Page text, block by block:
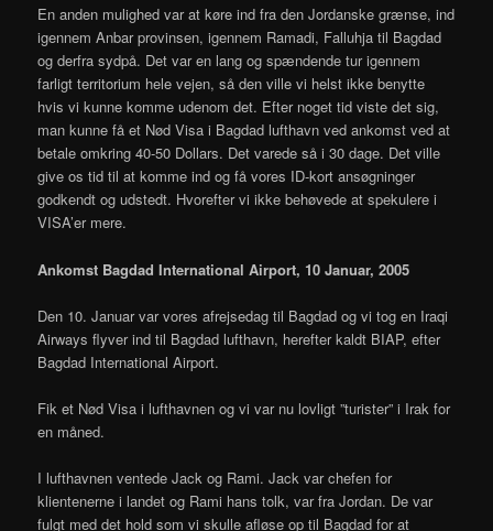
En anden mulighed var at køre ind fra den Jordanske grænse, ind
igennem Anbar provinsen, igennem Ramadi, Falluhja til Bagdad
og derfra sydpå. Det var en lang og spændende tur igennem
farligt territorium hele vejen, så den ville vi helst ikke benytte
hvis vi kunne komme udenom det. Efter noget tid viste det sig,
man kunne få et Nød Visa i Bagdad lufthavn ved ankomst ved at
betale omkring 40-50 Dollars. Det varede så i 30 dage. Det ville
give os tid til at komme ind og få vores ID-kort ansøgninger
godkendt og udstedt. Hvorefter vi ikke behøvede at spekulere i
VISA’er mere.
Ankomst Bagdad International Airport, 10 Januar, 2005
Den 10. Januar var vores afrejsedag til Bagdad og vi tog en Iraqi
Airways flyver ind til Bagdad lufthavn, herefter kaldt BIAP, efter
Bagdad International Airport.
Fik et Nød Visa i lufthavnen og vi var nu lovligt ”turister” i Irak for
en måned.
I lufthavnen ventede Jack og Rami. Jack var chefen for
klientenerne i landet og Rami hans tolk, var fra Jordan. De var
fulgt med det hold som vi skulle afløse op til Bagdad for at